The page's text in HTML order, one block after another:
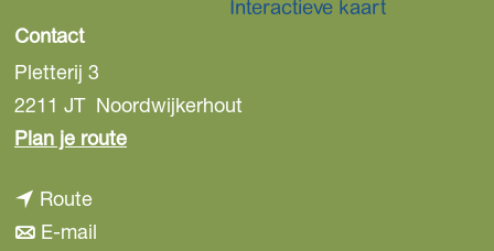
Interactieve kaart
Contact
Pletterij 3
2211 JT Noordwijkerhout
Plan je routen
Routen
a
E-mail